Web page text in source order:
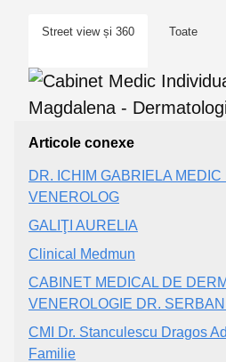
Street view și 360 Toate
Articole conexe
DR. ICHIM GABRIELA
VENEROLOG
GALIŢI AURELIA
Clinical Medmun
CABINET MEDICAL DE
VENEROLOGIE DR.
CMI Dr. Stanculescu Dragos
Familie